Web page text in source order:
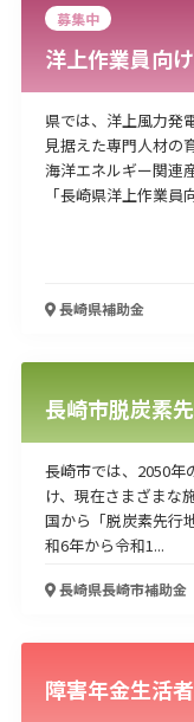
募集中
洋上作業員向
県では、洋上風力発
見据えた専門人材の
海洋エネルギー関連
「長崎県洋上作業員
長崎県補助金
長崎市脱炭素
長崎市では、2050年
け、現在さまざまな
国から「脱炭素先行
和6年から令和1...
長崎県長崎市補助金
障害年金生活